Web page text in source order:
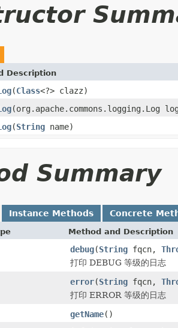
Description
(Class<?> clazz)
(org.apache.commons.logging.Log
(String name)
Summary
Instance Methods Concrete
Method and Description
debug(String fqcn,
打印 DEBUG 等级的日志
error(String fqcn,
打印 ERROR 等级的日志
getName()